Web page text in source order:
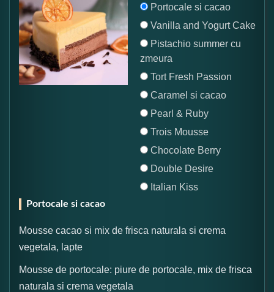
Portocale si cacao
Vanilla and Yogurt Cake
Pistachio summer cu
zmeura
Tort Fresh Passion
Caramel si cacao
Pearl & Ruby
Trois Mousse
Chocolate Berry
Double Desire
Italian Kiss
Portocale si cacao
Mousse cacao si mix de frisca naturala si crema
vegetala, lapte
Mousse de portocale: piure de portocale, mix de frisca
naturala si crema vegetala